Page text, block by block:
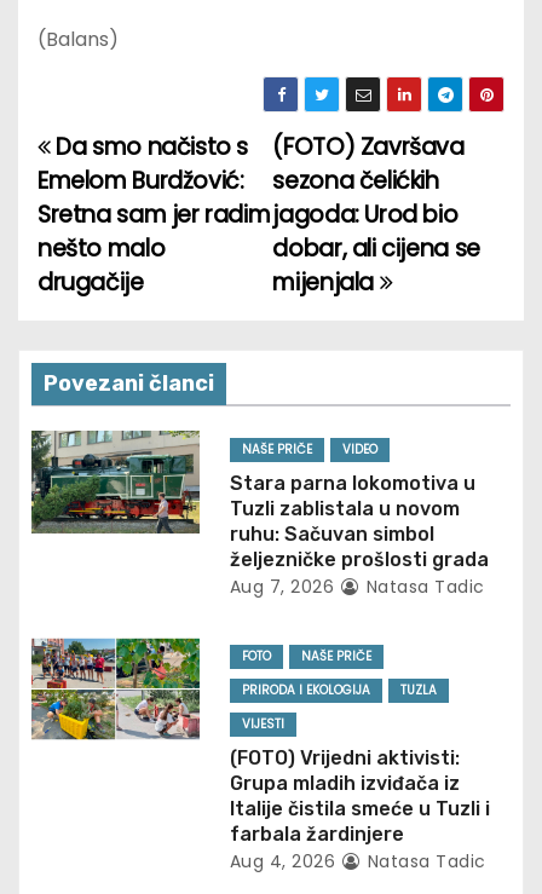
(Balans)
P
o
s
n
a
v
i
t
i
(FOTO) Završava
sezona čelićkih
jagoda: Urod bio
dobar, ali cijena se
mijenjala
Da smo načisto s
Emelom Burdžović:
Sretna sam jer radim
nešto malo
drugačije
Povezani članci
NAŠE PRIČE VIDEO
Stara parna lokomotiva u
Tuzli zablistala u novom
ruhu: Sačuvan simbol
željezničke prošlosti grada
Aug 7, 2026 Natasa Tadic
FOTO
NAŠE PRIČE
PRIRODA I EKOLOGIJA
TUZLA
VIJESTI
(FOTO) Vrijedni aktivisti:
Grupa mladih izviđača iz
Italije čistila smeće u Tuzli i
farbala žardinjere
Aug 4, 2026 Natasa Tadic